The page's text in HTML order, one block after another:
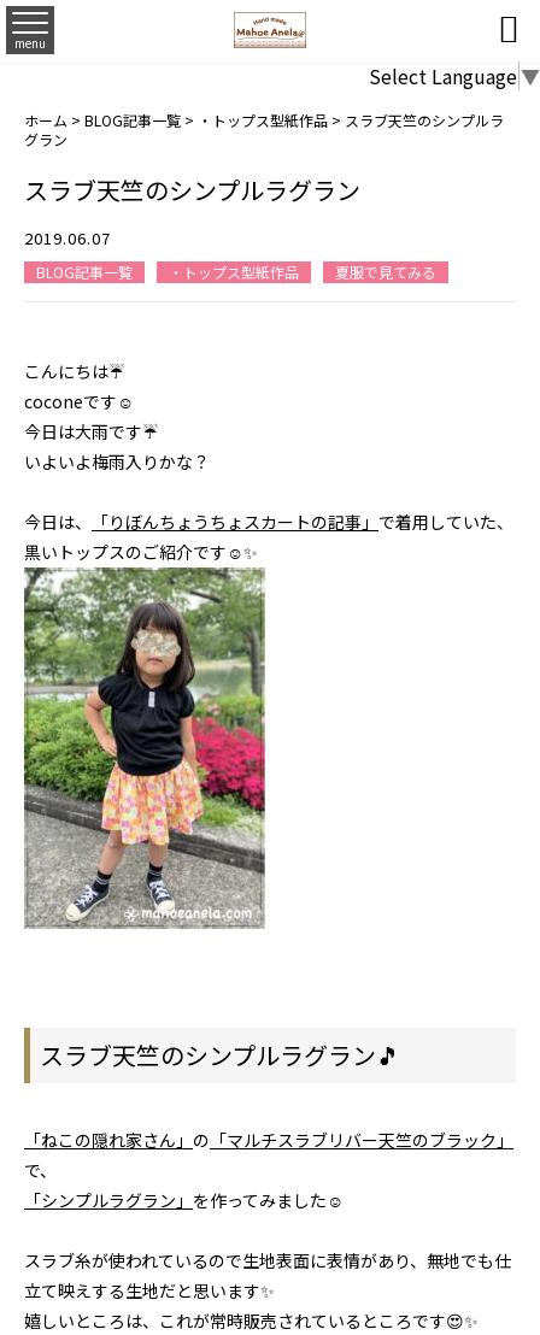
menu 
Select Language▼
ホーム > BLOG記事一覧 > ・トップス型紙作品 > スラブ天竺のシンプルラ
グラン
スラブ天竺のシンプルラグラン
2019.06.07
BLOG記事一覧 ・トップス型紙作品 夏服で見てみる
こんにちは☔
coconeです☺
今日は大雨です☔
いよいよ梅雨入りかな？
今日は、 「りぼんちょうちょスカートの記事」 で着用していた、
黒いトップスのご紹介です☺✨
スラブ天竺のシンプルラグラン🎵
「ねこの隠れ家さん」 の 「マルチスラブリバー天竺のブラック」
で、
「シンプルラグラン」 を作ってみました☺
スラブ糸が使われているので生地表面に表情があり、無地でも仕
立て映えする生地だと思います✨
嬉しいところは、これが常時販売されているところです😍✨